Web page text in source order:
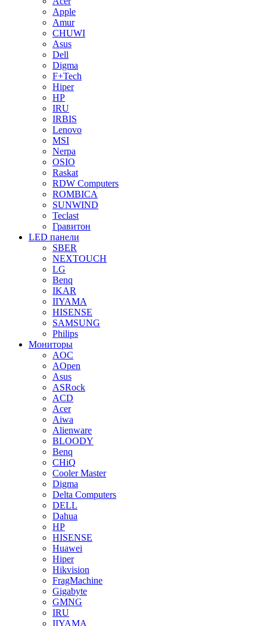
Apple
Amur
CHUWI
Asus
Dell
Digma
F+Tech
Hiper
HP
IRU
IRBIS
Lenovo
MSI
Nerpa
OSIO
Raskat
RDW Computers
ROMBICA
SUNWIND
Teclast
Гравитон
LED панели
SBER
NEXTOUCH
LG
Benq
IKAR
IIYAMA
HISENSE
SAMSUNG
Philips
Мониторы
AOC
AOpen
Asus
ASRock
ACD
Acer
Aiwa
Alienware
BLOODY
Benq
CHiQ
Cooler Master
Digma
Delta Computers
DELL
Dahua
HP
HISENSE
Huawei
Hiper
Hikvision
FragMachine
Gigabyte
GMNG
IRU
IIYAMA